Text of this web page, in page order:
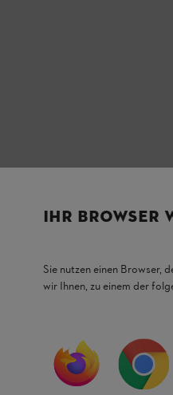
IHR BROWSER
Sie nutzen einen Browser,
wir Ihnen, zu einem der